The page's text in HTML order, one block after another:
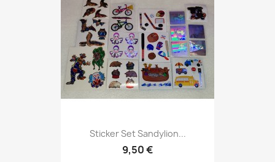
Sticker Set Sandylion...
9,50 €